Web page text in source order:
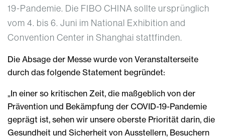
19-Pandemie. Die FIBO CHINA sollte ursprünglich
vom 4. bis 6. Juni im National Exhibition and
Convention Center in Shanghai stattfinden.
Die Absage der Messe wurde von Veranstalterseite
durch das folgende Statement begründet:
„In einer so kritischen Zeit, die maßgeblich von der
Prävention und Bekämpfung der COVID-19-Pandemie
geprägt ist, sehen wir unsere oberste Priorität darin, die
Gesundheit und Sicherheit von Ausstellern, Besuchern